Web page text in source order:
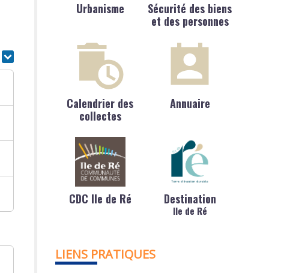
Urbanisme
Sécurité des biens
et des personnes
Calendrier des
collectes
Annuaire
CDC Ile de Ré Destination
Ile de Ré
LIENS PRATIQUES